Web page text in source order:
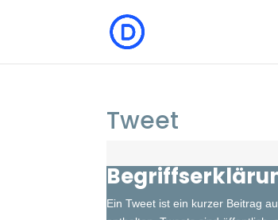
Tweet
Ein Tweet ist ein kurzer Beitrag